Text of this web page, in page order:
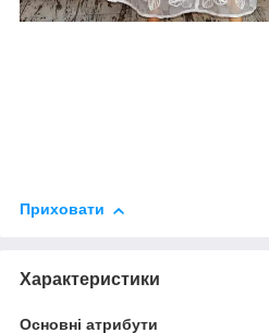
Приховати
Характеристики
Основні атрибути